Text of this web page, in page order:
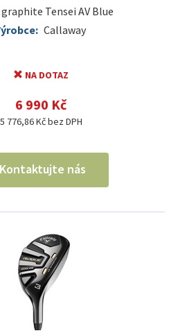
graphite Tensei AV Blue
Callaway
NA DOTAZ
6 990 Kč
5 776,86 Kč bez DPH
Kontaktujte nás